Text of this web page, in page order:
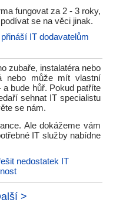
fungovat za 2 - 3 roky,
se na věci jinak.
IT dodavatelům
zubaře, instalatéra nebo
nebo může mít vlastní
bude hůř. Pokud patříte
sehnat IT specialistu
se nám.
Ale dokážeme vám
IT služby nabídne
nedostatek IT
>